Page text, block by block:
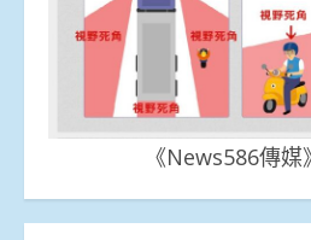
《News586傳